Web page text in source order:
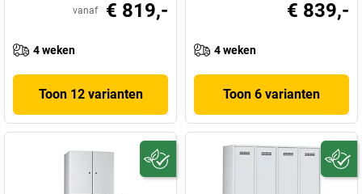
vanaf € 819,-
4 weken
Toon 12 varianten
€ 839,-
4 weken
Toon 6 varianten